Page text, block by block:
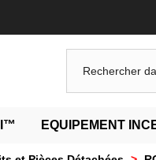
EQUIPEMENT